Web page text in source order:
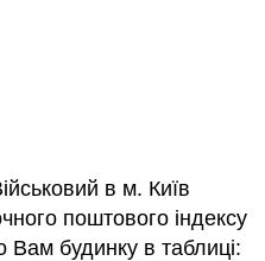
в м. Київ
поштового індексу
Вам будинку в таблиці: